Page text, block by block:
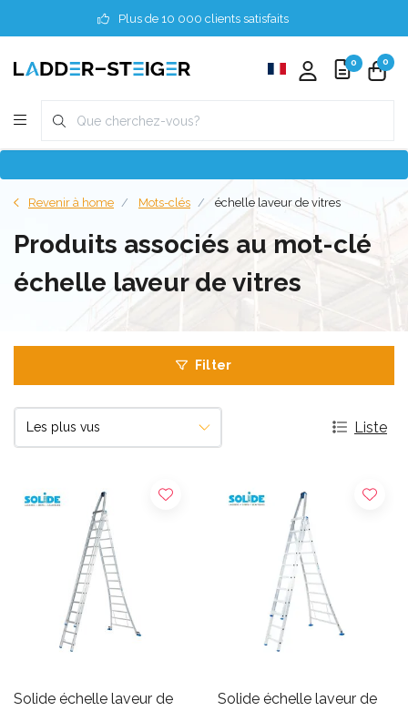
Plus de 10 000 clients satisfaits
0 0
Revenir à home Mots-clés échelle laveur de vitres
Produits associés au mot-clé
échelle laveur de vitres
Filter
Liste
Solide échelle laveur de
Solide échelle laveur de